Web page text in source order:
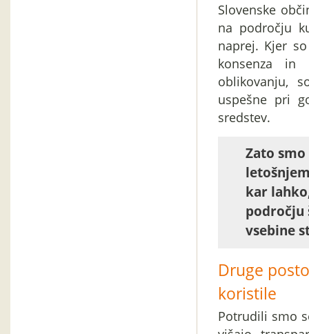
Slovenske
na področju
naprej. Kjer
konsenza in
oblikovanju,
uspešne pri
sredstev.
Zato
kar
področju
vsebine
Druge
koristile
Potrudili smo